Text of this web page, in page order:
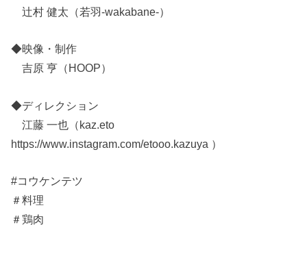
辻村 健太（若羽-wakabane-）
◆映像・制作
吉原 亨（HOOP）
◆ディレクション
江藤 一也（kaz.eto
https://www.instagram.com/etooo.kazuya ）
#コウケンテツ
＃料理
＃鶏肉